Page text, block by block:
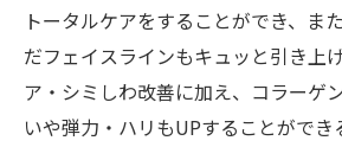
トータルケアをすることができ、ま
だフェイスラインもキュッと引き上
ア・シミしわ改善に加え、コラーゲ
いや弾力・ハリもUPすることがで